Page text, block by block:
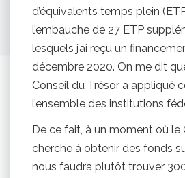
d’équivalents temps plein
l’embauche de 27 ETP
lesquels j’ai reçu un
décembre 2020. On me dit
Conseil du Trésor a appliqué
l’ensemble des institutions
De ce fait, à un moment où le
cherche à obtenir des fonds
nous faudra plutôt trouver